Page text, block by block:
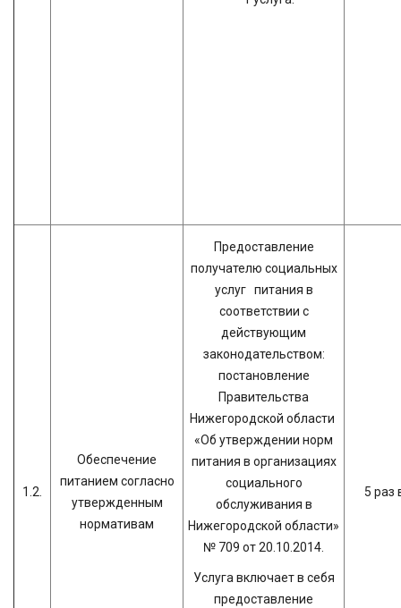
1.2.
Обеспечение
питанием согласно
утвержденным
нормативам
Предоставление
получателю социальных
услуг питания в
соответствии с
действующим
законодательством:
постановление
Правительства
Нижегородской области
«Об утверждении норм
питания в организациях
социального
обслуживания в
Нижегородской области»
№ 709 от 20.10.2014.
Услуга включает в себя
предоставление
5 раз